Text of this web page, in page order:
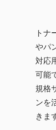
ト
やパ
対応
可能
規格
ンを
きま